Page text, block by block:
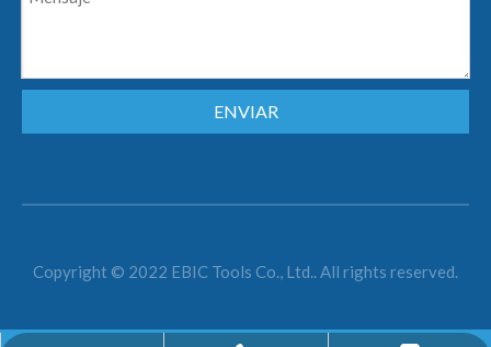
ENVIAR
Copyright © 2022 EBIC Tools Co., Ltd.. All rights reserved.